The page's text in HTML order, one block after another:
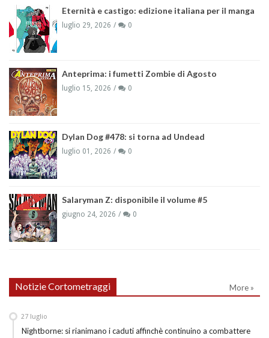
Eternità e castigo: edizione italiana per il manga
luglio 29, 2026 0
Anteprima: i fumetti Zombie di Agosto
luglio 15, 2026 0
Dylan Dog #478: si torna ad Undead
luglio 01, 2026 0
Salaryman Z: disponibile il volume #5
giugno 24, 2026 0
Notizie Cortometraggi More »
Nightborne: si rianimano i caduti affinchè continuino a combattere
27 luglio